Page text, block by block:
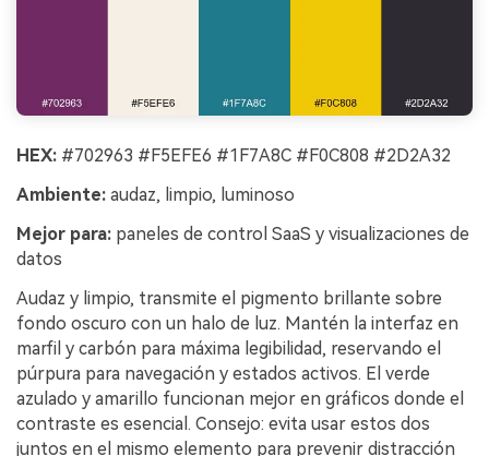
HEX: #702963 #F5EFE6 #1F7A8C #F0C808 #2D2A32
Ambiente: audaz, limpio, luminoso
Mejor para: paneles de control SaaS y visualizaciones de
datos
Audaz y limpio, transmite el pigmento brillante sobre
fondo oscuro con un halo de luz. Mantén la interfaz en
marfil y carbón para máxima legibilidad, reservando el
púrpura para navegación y estados activos. El verde
azulado y amarillo funcionan mejor en gráficos donde el
contraste es esencial. Consejo: evita usar estos dos
juntos en el mismo elemento para prevenir distracción